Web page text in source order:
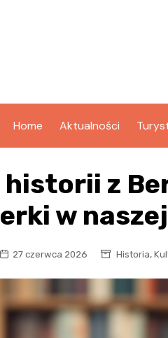
Home Aktualności
z
w
27 czerwca 2026 Historia,